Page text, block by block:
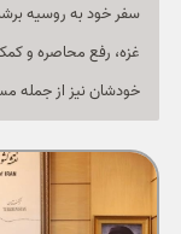
سفر خود به روسیه
غزه، رفع محاصره و
خودشان نیز از جمله